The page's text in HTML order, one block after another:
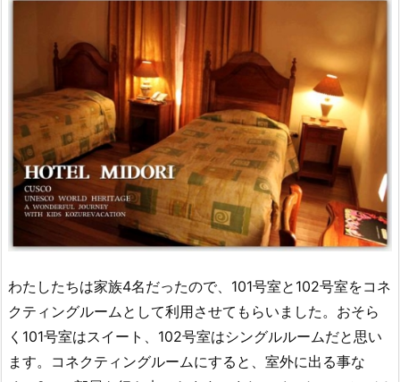
わたしたちは家族4名だったので、101号室と102号室をコネ
クティングルームとして利用させてもらいました。おそら
く101号室はスイート、102号室はシングルルームだと思い
ます。 コネクティングルームにすると、室外に出る事な